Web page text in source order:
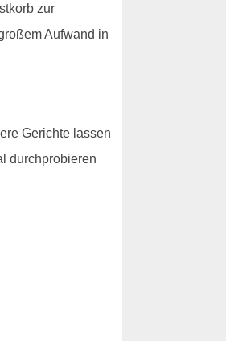
zur
Aufwand in
Gerichte lassen
durchprobieren